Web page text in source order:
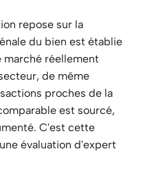
repose sur la
du bien est établie
réellement
de même
proches de la
est sourcé,
C'est cette
évaluation d'expert